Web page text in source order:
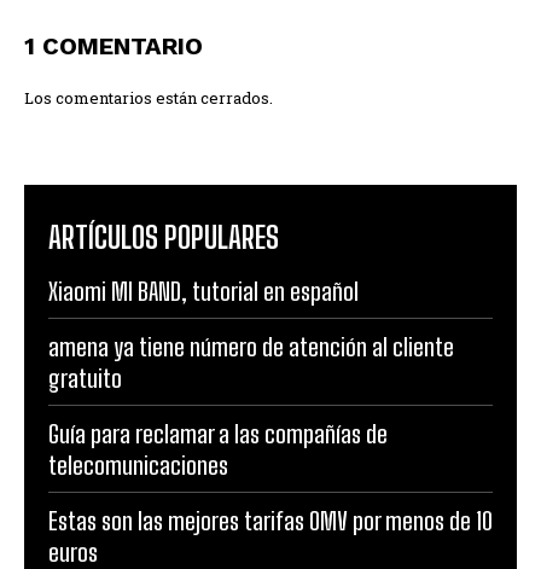
1 COMENTARIO
Los comentarios están cerrados.
ARTÍCULOS POPULARES
Xiaomi MI BAND, tutorial en español
amena ya tiene número de atención al cliente
gratuito
Guía para reclamar a las compañías de
telecomunicaciones
Estas son las mejores tarifas OMV por menos de 10
euros